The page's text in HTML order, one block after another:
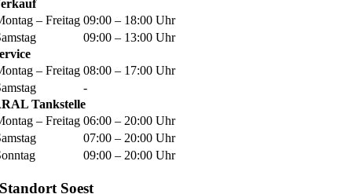
– Freitag 09:00 – 18:00 Uhr
09:00 – 13:00 Uhr
– Freitag 08:00 – 17:00 Uhr
-
Tankstelle
– Freitag 06:00 – 20:00 Uhr
07:00 – 20:00 Uhr
09:00 – 20:00 Uhr
Standort Soest